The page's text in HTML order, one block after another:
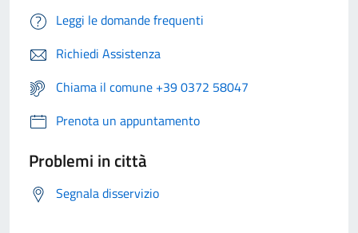
Leggi le domande frequenti
Richiedi Assistenza
Chiama il comune +39 0372 58047
Prenota un appuntamento
Problemi in città
Segnala disservizio